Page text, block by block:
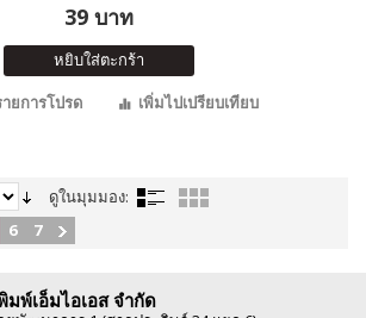
39 บาท
หยิบใส่ตะกร้า
ยการโปรด
เพิ่มไปเปรียบเทียบ
ดูในมุมมอง:
6 7
พ์เอ็มไอเอส จำกัด